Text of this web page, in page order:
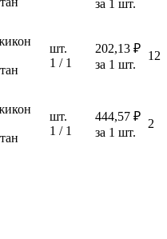
за 1 шт.
шт.
1 / 1
202,13 ₽
за 1 шт.
12
шт.
1 / 1
444,57 ₽
за 1 шт.
2